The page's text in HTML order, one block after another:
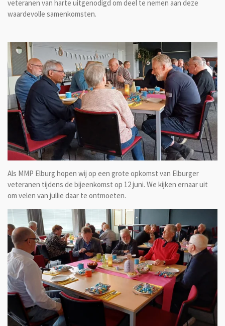
veteranen van harte uitgenodigd om deel te nemen aan deze
waardevolle samenkomsten.
Als MMP Elburg hopen wij op een grote opkomst van Elburger
veteranen tijdens de bijeenkomst op 12 juni. We kijken ernaar uit
om velen van jullie daar te ontmoeten.